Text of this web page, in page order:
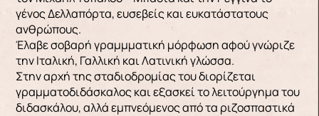
γένος Δελλαπόρτα, ευσεβείς και ευκατάστατους
ανθρώπους.
Έλαβε σοβαρή γραμμματική μόρφωση αφού γνώριζε
την Ιταλική, Γαλλική και Λατινική γλώσσα.
Στην αρχή της σταδιοδρομίας του διορίζεται
γραμματοδιδάσκαλος και εξασκεί το λειτούργημα του
διδασκάλου, αλλά εμπνεόμενος από τα ριζοσπαστικά